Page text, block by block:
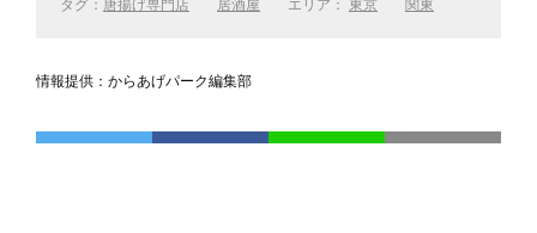
情報提供：からあげパーク編集部